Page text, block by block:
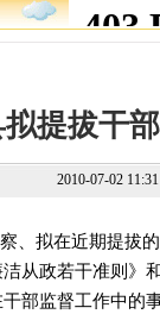
提拔干
2010-07-02
拟在近期提拔
从政若干准则》
监督工作中的